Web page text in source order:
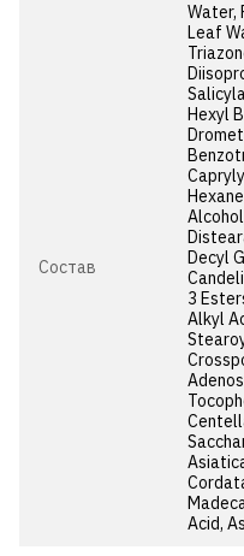
Состав
Water,
Leaf
Hexyl
Decyl
3
Alkyl
Acid,